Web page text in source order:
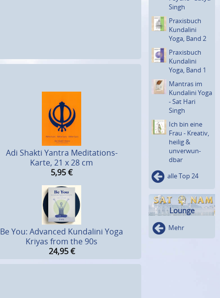
Adi Shakti Yantra Meditations-
Karte, 21 x 28 cm
5,95€
Be You: Advanced Kundalini Yoga
Kriyas from the 90s
24,95 €
Singh
Praxisbuch
Kundalini
Yoga, Band 2
Praxisbuch
Kundalini
Yoga, Band 1
Mantras im
Kundalini Yoga
- Sat Hari
Singh
Ich bin eine
Frau - Kreativ,
heilig &
unverwun­
dbar
alle Top 24
Lounge
Mehr